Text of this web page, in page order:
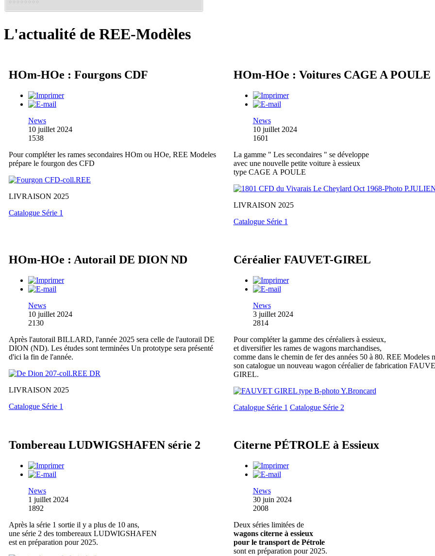
L'actualité de REE-Modèles
HOm-HOe : Fourgons CDF
News
10 juillet 2024
1538
Pour compléter les rames secondaires HOm ou HOe, REE Modeles
prépare le fourgon des CFD
LIVRAISON 2025
Catalogue Série 1
HOm-HOe : Voitures CAGE A POULE
News
10 juillet 2024
1601
La gamme " Les secondaires " se développe
avec une nouvelle petite voiture à essieux
type CAGE A POULE
LIVRAISON 2025
Catalogue Série 1
HOm-HOe : Autorail DE DION ND
News
10 juillet 2024
2130
Après l'autorail BILLARD, l'année 2025 sera celle de l'autorail DE
DION (ND). Les études sont terminées Un prototype sera présenté
d'ici la fin de l'année.
LIVRAISON 2025
Catalogue Série 1
Céréalier FAUVET-GIREL
News
3 juillet 2024
2814
Pour compléter la gamme des céréaliers à essieux,
et diversifier les rames de wagons marchandises,
comme dans le chemin de fer des années 50 à 80. REE Modeles
son catalogue un nouveau wagon céréalier de fabrication
GIREL.
Catalogue Série 1 Catalogue Série 2
Tombereau LUDWIGSHAFEN série 2
News
1 juillet 2024
1892
Après la série 1 sortie il y a plus de 10 ans,
une série 2 des tombereaux LUDWIGSHAFEN
est en préparation pour 2025.
Citerne PÉTROLE à Essieux
News
30 juin 2024
2008
Deux séries limitées de
wagons citerne à essieux
pour le transport de Pétrole
sont en préparation pour 2025.